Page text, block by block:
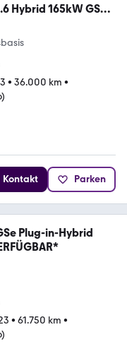
Hybrid 165kW GSe
• 36.000 km •
Kontakt Parken
Plug-in-Hybrid
• 61.750 km •